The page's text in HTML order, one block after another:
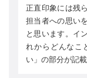
正直印象には残
担当者への思い
と思います。イ
れからどんなこ
い」の部分が記